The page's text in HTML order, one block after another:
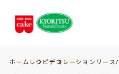
ホーム レシピデコレーションリース